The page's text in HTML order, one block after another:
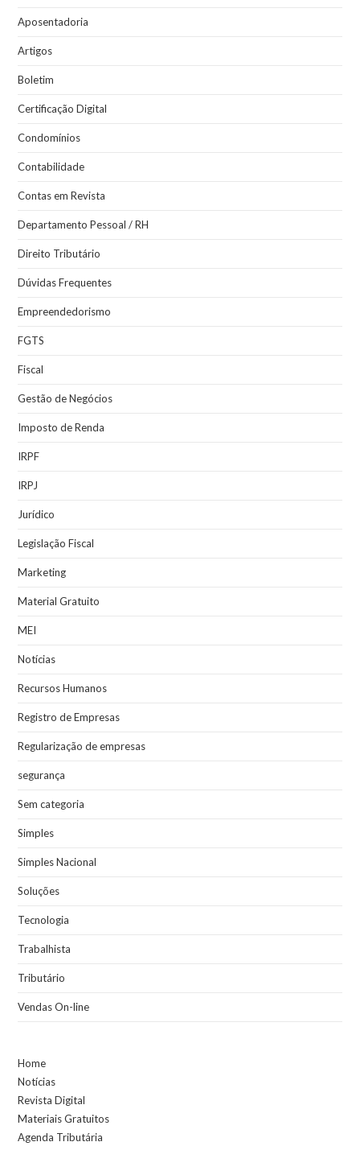
Aposentadoria
Artigos
Boletim
Certificação Digital
Condomínios
Contabilidade
Contas em Revista
Departamento Pessoal / RH
Direito Tributário
Dúvidas Frequentes
Empreendedorismo
FGTS
Fiscal
Gestão de Negócios
Imposto de Renda
IRPF
IRPJ
Jurídico
Legislação Fiscal
Marketing
Material Gratuito
MEI
Notícias
Recursos Humanos
Registro de Empresas
Regularização de empresas
segurança
Sem categoria
Simples
Simples Nacional
Soluções
Tecnologia
Trabalhista
Tributário
Vendas On-line
Home
Notícias
Revista Digital
Materiais Gratuitos
Agenda Tributária